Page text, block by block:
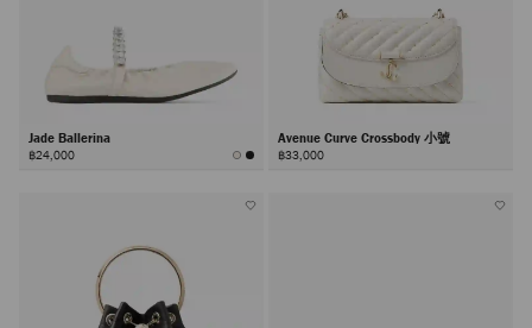
Jade Ballerina
฿24,000
Avenue Curve Crossbody 小號
฿33,000